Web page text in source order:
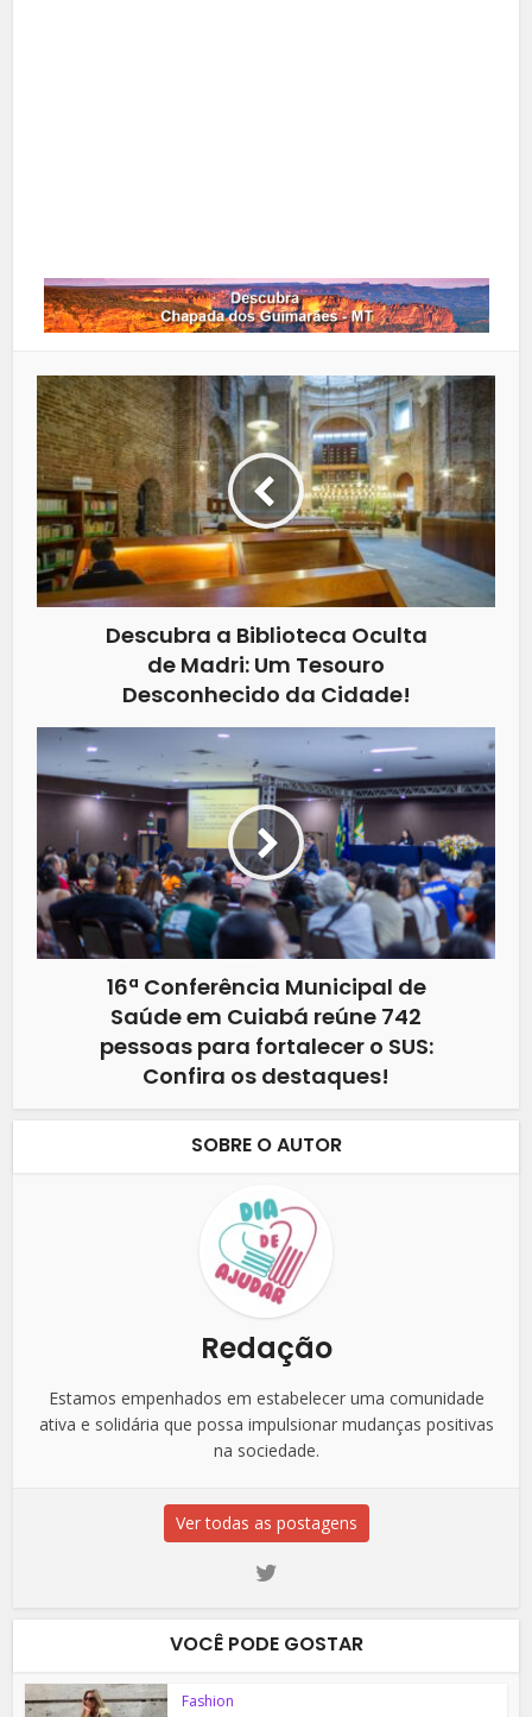
Descubra a Biblioteca Oculta
de Madri: Um Tesouro
Desconhecido da Cidade!
16ª Conferência Municipal de
Saúde em Cuiabá reúne 742
pessoas para fortalecer o SUS:
Confira os destaques!
SOBRE O AUTOR
Redação
Estamos empenhados em estabelecer uma comunidade
ativa e solidária que possa impulsionar mudanças positivas
na sociedade.
Ver todas as postagens
VOCÊ PODE GOSTAR
Fashion